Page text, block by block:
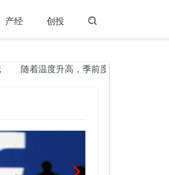
产经 创投
随着温度升高，季前度降雨记录27％跌落